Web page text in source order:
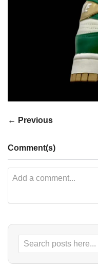
← Previous
Comment(s)
Search